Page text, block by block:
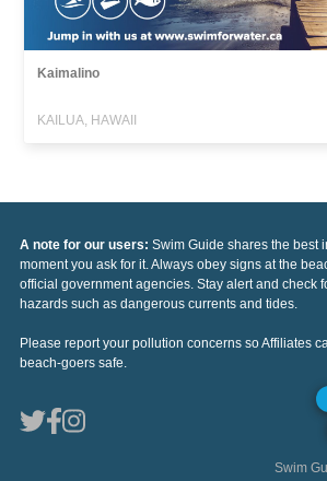
Kaimalino
KAILUA, HAWAII
A note for our users: Swim Guide shares the best
moment you ask for it. Always obey signs at the
official government agencies. Stay alert and check
hazards such as dangerous currents and tides.
Please report your pollution concerns so Affiliates
beach-goers safe.
Swim